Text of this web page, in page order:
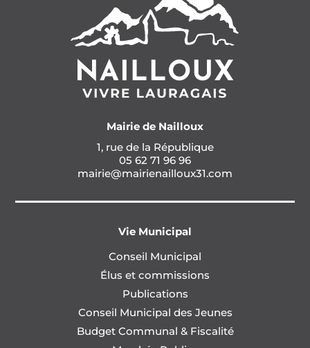
Mairie de Nailloux
1, rue de la République
05 62 71 96 96
mairie@mairienailloux31.com
Vie Municipal
Conseil Municipal
Élus et commissions
Publications
Conseil Municipal des Jeunes
Budget Communal & Fiscalité